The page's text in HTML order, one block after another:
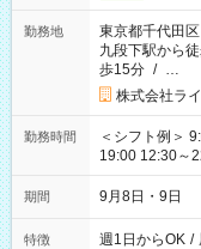
勤務地
東京都千代田区
九段下駅から
歩15分 / …
株式会社ラ
勤務時間
＜シフト例＞
19:00 12:30～22:00 上記の時間から好きな時間
時間は変更と
期間 9月8日・9日
特徴 週1日からOK /